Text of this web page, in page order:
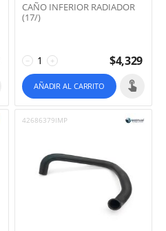
CAÑO INFERIOR RADIADOR
(17/)
+
− $4,329
AÑADIR AL CARRITO
42686379IMP